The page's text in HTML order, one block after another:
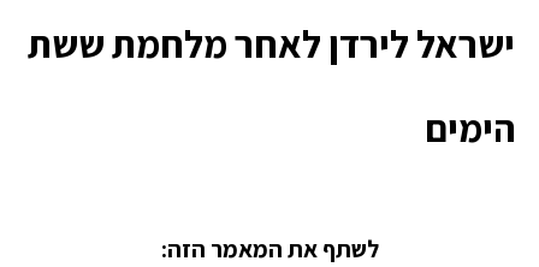
ישראל לירדן לאחר מלחמת ששת
הימים
לשתף את המאמר הזה: